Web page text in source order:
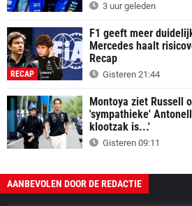
3 uur geleden
RECAP
F1 geeft meer
Mercedes haalt
Recap
Gisteren 21:44
Montoya ziet Russell
'sympathieke'
klootzak is...'
Gisteren 09:11
AANBEVOLEN DOOR DE REDACTIE